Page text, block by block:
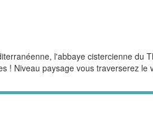
l'abbaye cistercienne du
! Niveau paysage vous traverserez